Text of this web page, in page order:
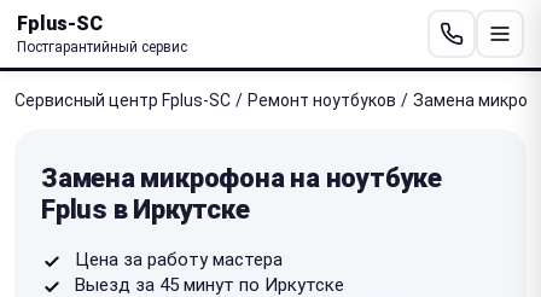
Fplus-SC
Постгарантийный сервис
Сервисный центр Fplus-SC / Ремонт ноутбуков / Замена
Замена микрофона на ноутбуке
Fplus в Иркутске
Цена за работу мастера
Выезд за 45 минут по Иркутске